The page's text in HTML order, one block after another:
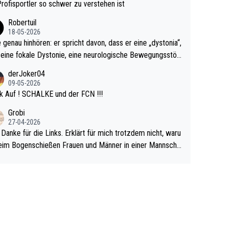
so schwer zu verstehen ist
Robertuil
18-05-2026
genau hinhören: er spricht davon, dass er eine „dystonia“,
fokale Dystonie, eine neurologische Bewegungsstör
im Arm hat. Und, dass Medikamente ihm helfen! Ich gl
immer noch, dass sehr viele der Dartits-Fälle fälschlich p
könnten teils wirksam behandelt werden! Dafür müsst
nur zum Neurologen und nicht zum Mentaltrainer gehe
derJoker04
09-05-2026
Auf ! SCHALKE und der FCN !!!
Grobi
27-04-2026
Danke für die Links. Erklärt für mich trotzdem nicht, waru
Bogenschießen Frauen und Männer in einer Mannscha